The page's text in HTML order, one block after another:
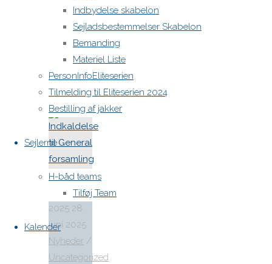
Indbydelse skabelon
Sejladsbestemmelser Skabelon
Bemanding
Materiel Liste
PersonInfoEliteserien
Tilmelding til Eliteserien 2024
Bestilling af jakker
Sejlerne
H-båd teams
Tilføj Team
Kalender
forbi og
lavede
denne
rapportage
https://www.tv2east.dk/
Læs mere"DM
I
Nakskov
nu
på
TV2"
28. juni
2025 28.
juni 2025
Nyheder /
Uncategorized